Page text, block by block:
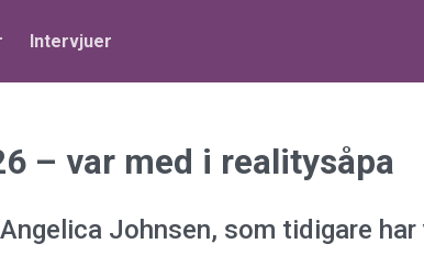
Intervjuer
– var med i realitysåpa
Johnsen, som tidigare